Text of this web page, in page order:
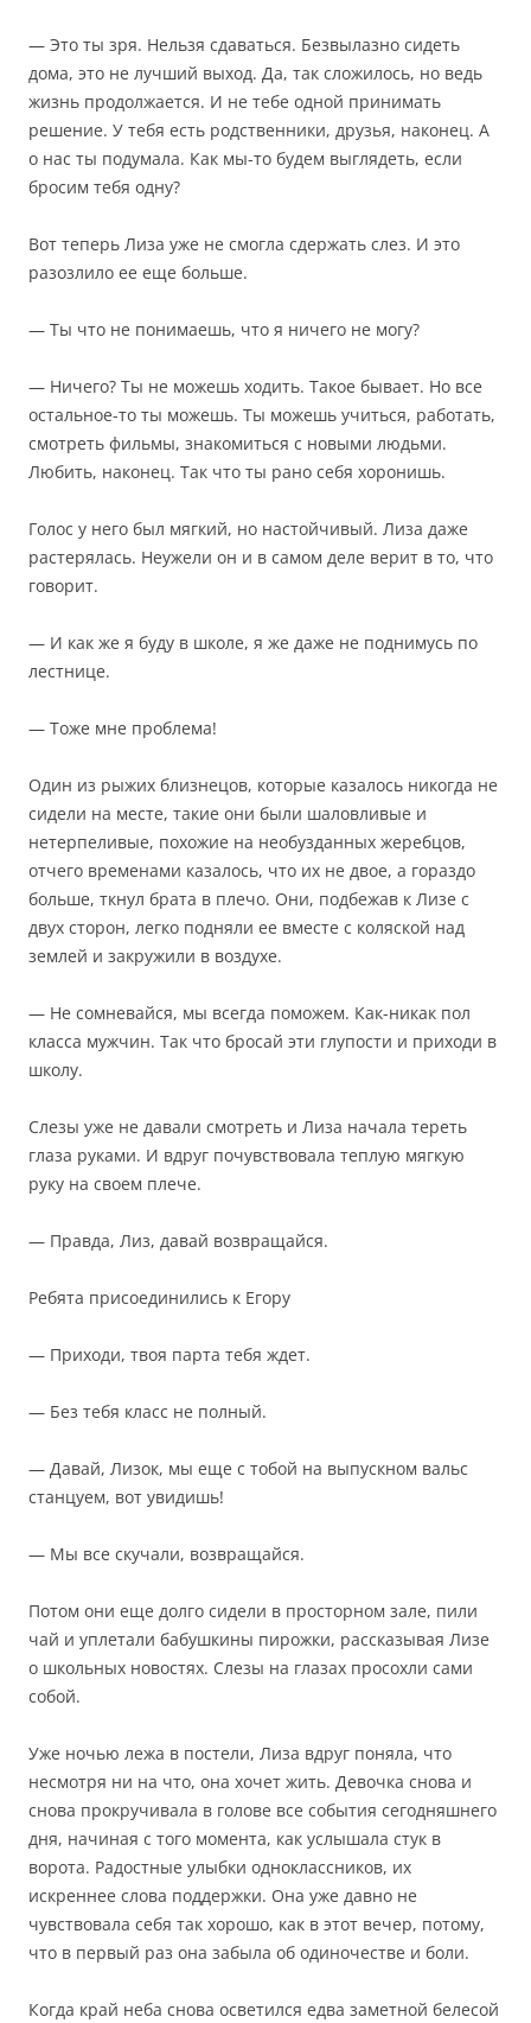
— Это ты зря. Нельзя сдаваться. Безвылазно сидеть
дома, это не лучший выход. Да, так сложилось, но ведь
жизнь продолжается. И не тебе одной принимать
решение. У тебя есть родственники, друзья, наконец. А
о нас ты подумала. Как мы-то будем выглядеть, если
бросим тебя одну?
Вот теперь Лиза уже не смогла сдержать слез. И это
разозлило ее еще больше.
— Ты что не понимаешь, что я ничего не могу?
— Ничего? Ты не можешь ходить. Такое бывает. Но все
остальное-то ты можешь. Ты можешь учиться, работать,
смотреть фильмы, знакомиться с новыми людьми.
Любить, наконец. Так что ты рано себя хоронишь.
Голос у него был мягкий, но настойчивый. Лиза даже
растерялась. Неужели он и в самом деле верит в то, что
говорит.
— И как же я буду в школе, я же даже не поднимусь по
лестнице.
— Тоже мне проблема!
Один из рыжих близнецов, которые казалось никогда не
сидели на месте, такие они были шаловливые и
нетерпеливые, похожие на необузданных жеребцов,
отчего временами казалось, что их не двое, а гораздо
больше, ткнул брата в плечо. Они, подбежав к Лизе с
двух сторон, легко подняли ее вместе с коляской над
землей и закружили в воздухе.
— Не сомневайся, мы всегда поможем. Как-никак пол
класса мужчин. Так что бросай эти глупости и приходи в
школу.
Слезы уже не давали смотреть и Лиза начала тереть
глаза руками. И вдруг почувствовала теплую мягкую
руку на своем плече.
— Правда, Лиз, давай возвращайся.
Ребята присоединились к Егору
— Приходи, твоя парта тебя ждет.
— Без тебя класс не полный.
— Давай, Лизок, мы еще с тобой на выпускном вальс
станцуем, вот увидишь!
— Мы все скучали, возвращайся.
Потом они еще долго сидели в просторном зале, пили
чай и уплетали бабушкины пирожки, рассказывая Лизе
о школьных новостях. Слезы на глазах просохли сами
собой.
Уже ночью лежа в постели, Лиза вдруг поняла, что
несмотря ни на что, она хочет жить. Девочка снова и
снова прокручивала в голове все события сегодняшнего
дня, начиная с того момента, как услышала стук в
ворота. Радостные улыбки одноклассников, их
искреннее слова поддержки. Она уже давно не
чувствовала себя так хорошо, как в этот вечер, потому,
что в первый раз она забыла об одиночестве и боли.
Когда край неба снова осветился едва заметной белесой